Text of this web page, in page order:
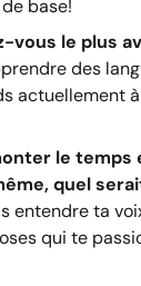
base!
vous le plus
des
actuellement
le temps
quel
entendre ta
qui te